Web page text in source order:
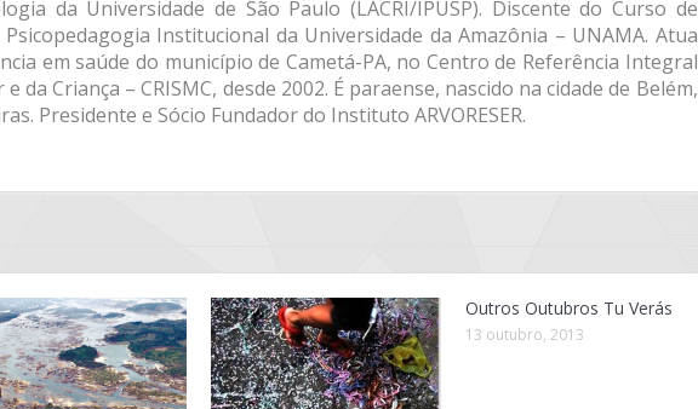
da Universidade de São Paulo (LACRI/IPUSP). Discente do Curso de
Psicopedagogia Institucional da Universidade da Amazônia – UNAMA. Atua
em saúde do município de Cametá-PA, no Centro de Referência Integral
da Criança – CRISMC, desde 2002. É paraense, nascido na cidade de Belém,
Presidente e Sócio Fundador do Instituto ARVORESER.
Outros Outubros Tu Verás
13 outubro, 2013